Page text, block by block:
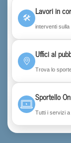
🛠
Lavori in
interventi
Uffici al
Trova lo
Sportello
Tutti i servizi